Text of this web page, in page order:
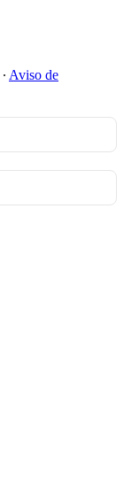
∙ Aviso de